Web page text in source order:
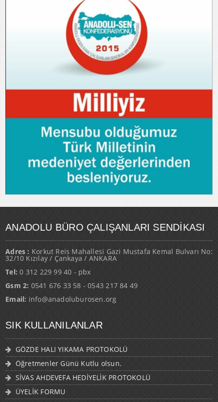
ANADOLU BÜRO ÇALIŞANLARI SENDİKASI
Adres : Korkut Reis Mahallesi Gazi Mustafa Kemal Bulvarı No:
32/10 Kızılay / Çankaya / ANKARA
Tel: 0 312 229 99 40 - pbx
Gsm 2: 0541 676 33 58 - 0543 217 84 49
Email: info@anadoluburosen.org
SIK KULLANILANLAR
GÖZDE HALI YIKAMA PROTOKOLÜ
Öğretmenler Günü Kutlu olsun.
SİVAS AHDEVEFA HEDİYELİK PROTOKOLÜ
ÜYELİK FORMU